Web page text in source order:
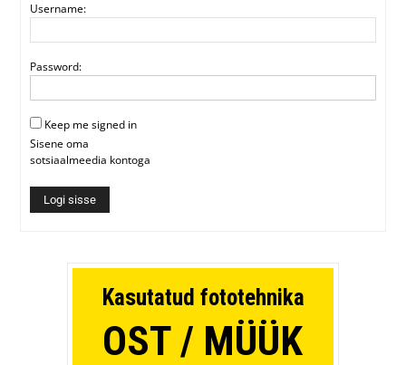
Username:
Password:
Keep me signed in
Sisene oma
sotsiaalmeedia kontoga
Logi sisse